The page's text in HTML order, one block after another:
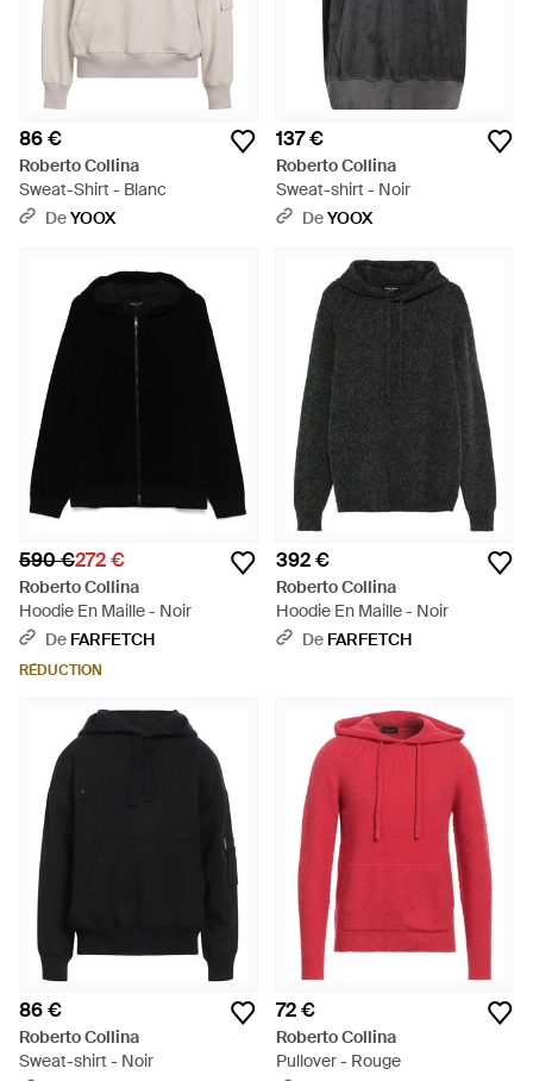
86 €
Roberto Collina
Sweat-Shirt - Blanc
DeYOOX
137 €
Roberto Collina
Sweat-shirt - Noir
DeYOOX
590 €272 €
Roberto Collina
Hoodie En Maille - Noir
De FARFETCH
RÉDUCTION
392 €
Roberto Collina
Hoodie En Maille - Noir
De FARFETCH
86 €
Roberto Collina
Sweat-shirt - Noir
72 €
Roberto Collina
Pullover - Rouge